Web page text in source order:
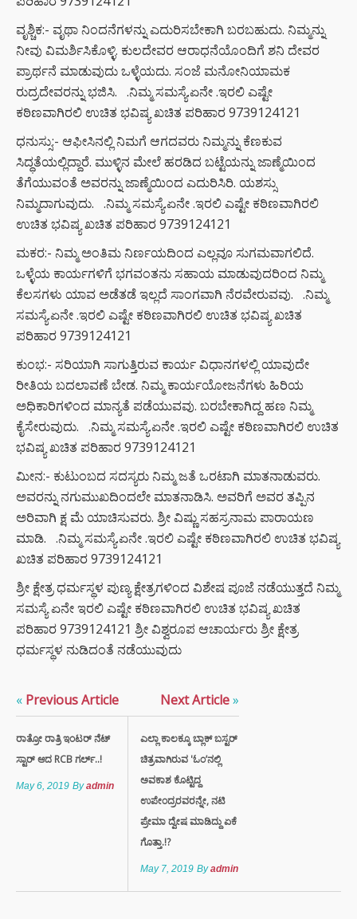
ವೃಶ್ಚಿಕ:- ವೃಥಾ ನಿಂದನೆಗಳನ್ನು ಎದುರಿಸಬೇಕಾಗಿ ಬರಬಹುದು. ನಿಮ್ಮನ್ನು
ನೀವು ವಿಮರ್ಶಿಸಿಕೊಳ್ಳಿ. ಕುಲದೇವರ ಆರಾಧನೆಯೊಂದಿಗೆ ಶನಿ ದೇವರ
ಪ್ರಾರ್ಥನೆ ಮಾಡುವುದು ಒಳ್ಳೆಯದು. ಸಂಜೆ ಮನೋನಿಯಾಮಕ
ರುದ್ರದೇವರನ್ನು ಭಜಿಸಿ. .ನಿಮ್ಮ ಸಮಸ್ಯೆ.ಏನೇ .ಇರಲಿ ಎಷ್ಟೇ
ಕಠಿಣವಾಗಿರಲಿ ಉಚಿತ ಭವಿಷ್ಯ ಖಚಿತ ಪರಿಹಾರ 9739124121
ಧನುಸ್ಸು:- ಆಫೀಸಿನಲ್ಲಿ ನಿಮಗೆ ಆಗದವರು ನಿಮ್ಮನ್ನು ಕೆಣಕುವ
ಸಿದ್ಧತೆಯಲ್ಲಿದ್ದಾರೆ. ಮುಳ್ಳಿನ ಮೇಲೆ ಹರಡಿದ ಬಟ್ಟೆಯನ್ನು ಜಾಣ್ಮೆಯಿಂದ
ತೆಗೆಯುವಂತೆ ಅವರನ್ನು ಜಾಣ್ಮೆಯಿಂದ ಎದುರಿಸಿರಿ. ಯಶಸ್ಸು
ನಿಮ್ಮದಾಗುವುದು. .ನಿಮ್ಮ ಸಮಸ್ಯೆ.ಏನೇ .ಇರಲಿ ಎಷ್ಟೇ ಕಠಿಣವಾಗಿರಲಿ
ಉಚಿತ ಭವಿಷ್ಯ ಖಚಿತ ಪರಿಹಾರ 9739124121
ಮಕರ:- ನಿಮ್ಮ ಅಂತಿಮ ನಿರ್ಣಯದಿಂದ ಎಲ್ಲವೂ ಸುಗಮವಾಗಲಿದೆ.
ಒಳ್ಳೆಯ ಕಾರ್ಯಗಳಿಗೆ ಭಗವಂತನು ಸಹಾಯ ಮಾಡುವುದರಿಂದ ನಿಮ್ಮ
ಕೆಲಸಗಳು ಯಾವ ಅಡೆತಡೆ ಇಲ್ಲದೆ ಸಾಂಗವಾಗಿ ನೆರವೇರುವವು. .ನಿಮ್ಮ
ಸಮಸ್ಯೆ.ಏನೇ .ಇರಲಿ ಎಷ್ಟೇ ಕಠಿಣವಾಗಿರಲಿ ಉಚಿತ ಭವಿಷ್ಯ ಖಚಿತ
ಪರಿಹಾರ 9739124121
ಕುಂಭ:- ಸರಿಯಾಗಿ ಸಾಗುತ್ತಿರುವ ಕಾರ್ಯ ವಿಧಾನಗಳಲ್ಲಿ ಯಾವುದೇ
ರೀತಿಯ ಬದಲಾವಣೆ ಬೇಡ. ನಿಮ್ಮ ಕಾರ್ಯಯೋಜನೆಗಳು ಹಿರಿಯ
ಅಧಿಕಾರಿಗಳಿಂದ ಮಾನ್ಯತೆ ಪಡೆಯುವವು. ಬರಬೇಕಾಗಿದ್ದ ಹಣ ನಿಮ್ಮ
ಕೈಸೇರುವುದು. .ನಿಮ್ಮ ಸಮಸ್ಯೆ.ಏನೇ .ಇರಲಿ ಎಷ್ಟೇ ಕಠಿಣವಾಗಿರಲಿ ಉಚಿತ
ಭವಿಷ್ಯ ಖಚಿತ ಪರಿಹಾರ 9739124121
ಮೀನ:- ಕುಟುಂಬದ ಸದಸ್ಯರು ನಿಮ್ಮ ಜತೆ ಒರಟಾಗಿ ಮಾತನಾಡುವರು.
ಅವರನ್ನು ನಗುಮುಖದಿಂದಲೇ ಮಾತನಾಡಿಸಿ. ಅವರಿಗೆ ಅವರ ತಪ್ಪಿನ
ಅರಿವಾಗಿ ಕ್ಷ ಮೆ ಯಾಚಿಸುವರು. ಶ್ರೀ ವಿಷ್ಣು ಸಹಸ್ರನಾಮ ಪಾರಾಯಣ
ಮಾಡಿ. .ನಿಮ್ಮ ಸಮಸ್ಯೆ.ಏನೇ .ಇರಲಿ ಎಷ್ಟೇ ಕಠಿಣವಾಗಿರಲಿ ಉಚಿತ ಭವಿಷ್ಯ
ಖಚಿತ ಪರಿಹಾರ 9739124121
ಶ್ರೀ ಕ್ಷೇತ್ರ ಧರ್ಮಸ್ಥಳ ಪುಣ್ಯ ಕ್ಷೇತ್ರಗಳಿಂದ ವಿಶೇಷ ಪೂಜೆ ನಡೆಯುತ್ತದೆ ನಿಮ್ಮ
ಸಮಸ್ಯೆ ಏನೇ ಇರಲಿ ಎಷ್ಟೇ ಕಠಿಣವಾಗಿರಲಿ ಉಚಿತ ಭವಿಷ್ಯ ಖಚಿತ
ಪರಿಹಾರ 9739124121 ಶ್ರೀ ವಿಶ್ವರೂಪ ಆಚಾರ್ಯರು ಶ್ರೀ ಕ್ಷೇತ್ರ
ಧರ್ಮಸ್ಥಳ ನುಡಿದಂತೆ ನಡೆಯುವುದು
« Previous Article
ರಾತ್ರೋ ರಾತ್ರಿ ಇಂಟರ್ ನೆಟ್
ಸ್ಟಾರ್ ಆದ RCB ಗರ್ಲ್..!
May 6, 2019 Byadmin
Next Article»
ಎಲ್ಲಾ ಕಾಲಕ್ಕೂ ಬ್ಲಾಕ್ ಬಸ್ಟರ್
ಚಿತ್ರವಾಗಿರುವ 'ಓಂ’ನಲ್ಲಿ
ಅವಕಾಶ ಕೊಟ್ಟಿದ್ದ
ಉಪೇಂದ್ರರವರನ್ನೇ, ನಟಿ
ಪ್ರೇಮಾ ದ್ವೇಷ ಮಾಡಿದ್ದು ಏಕೆ
ಗೊತ್ತಾ.!?
May 7, 2019 Byadmin